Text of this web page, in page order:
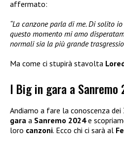
affermato:
“La canzone parla di me. Di solito
questo momento mi amo
normali sia la più grande
Ma come ci stupirà stavolta
I Big in gara a Sanremo
Andiamo a fare la conoscenza dei
gara a Sanremo 2024e
loro canzoni. Ecco chi ci sarà al